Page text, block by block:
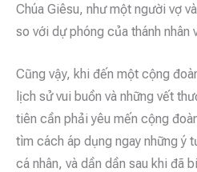
Chúa Giêsu, như một người vợ
so với dự phóng của thánh nhân
Cũng vậy, khi đến một cộng
lịch sử vui buồn và những vết
tiên cần phải yêu mến cộng
tìm cách áp dụng ngay những ý
cá nhân, và dần dần sau khi đã